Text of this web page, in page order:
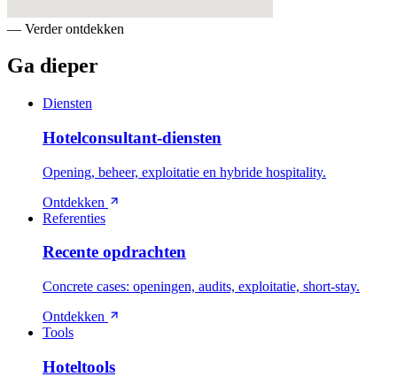
— Verder ontdekken
Ga dieper
Diensten
Hotelconsultant-diensten
Opening, beheer, exploitatie en hybride hospitality.
Ontdekken
Referenties
Recente opdrachten
Concrete cases: openingen, audits, exploitatie, short-stay.
Ontdekken
Tools
Hoteltools